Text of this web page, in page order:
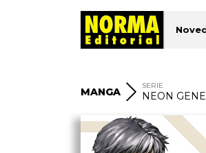
MANGA
SERIE
NEON